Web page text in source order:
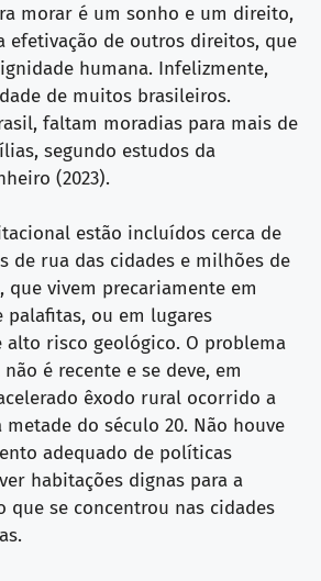
morar é um sonho e um direito,
efetivação de outros direitos, que
humana. Infelizmente,
de muitos brasileiros.
faltam moradias para mais de
segundo estudos da
(2023).
estão incluídos cerca de
de rua das cidades e milhões de
que vivem precariamente em
palafitas, ou em lugares
alto risco geológico. O problema
é recente e se deve, em
êxodo rural ocorrido a
do século 20. Não houve
adequado de políticas
habitações dignas para a
que se concentrou nas cidades